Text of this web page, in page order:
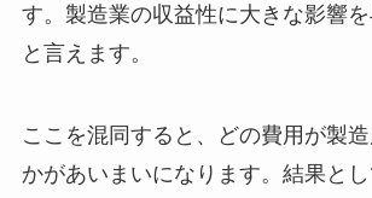
す。製造業の収益性に大きな影響
と言えます。
ここを混同すると、どの費用が製
かがあいまいになります。結果と